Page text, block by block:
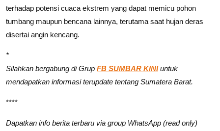
terhadap potensi cuaca ekstrem yang dapat memicu pohon
tumbang maupun bencana lainnya, terutama saat hujan deras
disertai angin kencang.
*
Silahkan bergabung di Grup FB SUMBAR KINIuntuk
mendapatkan informasi terupdate tentang Sumatera Barat.
****
Dapatkan info berita terbaru via group WhatsApp (read only)